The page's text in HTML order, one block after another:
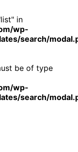
in
wp-
search/
be of type
wp-
search/